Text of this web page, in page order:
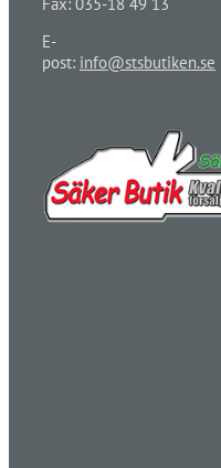
E-
post: info@stsbutiken.se